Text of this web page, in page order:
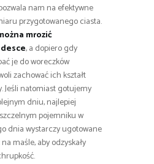
nam na efektywne
przygotowanego ciasta.
mrozić
, a dopiero gdy
je do woreczków
zachować ich kształt
Jeśli natomiast gotujemy
dniu, najlepiej
pojemniku w
dnia wystarczy ugotowane
maśle, aby odzyskały